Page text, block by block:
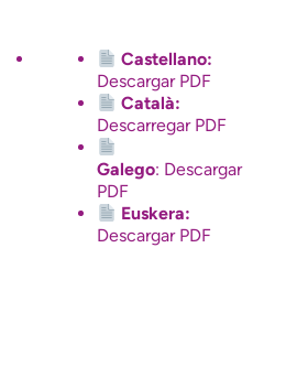
Castellano:
Descargar PDF
Català:
Descarregar PDF
Galego: Descargar
PDF
Euskera:
Descargar PDF